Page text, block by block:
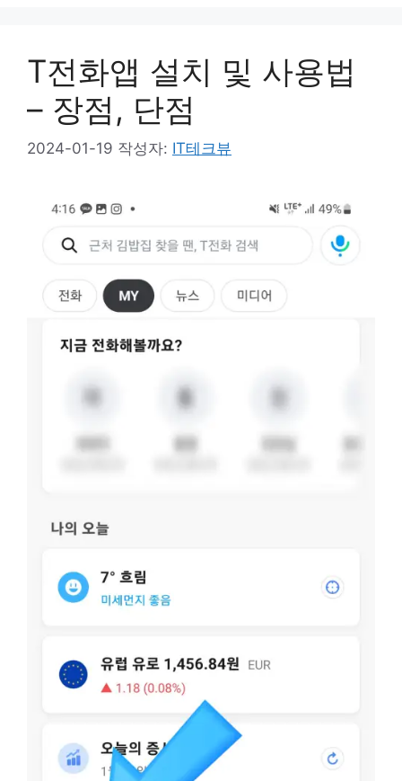
T전화앱 설치 및 사용법
– 장점, 단점
2024-01-19 작성자: IT테크뷰